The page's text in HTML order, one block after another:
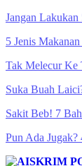
Jangan
5 Jenis
Tak Melecur Ke
Suka Buah
Sakit Beb! 7
Pun Ada